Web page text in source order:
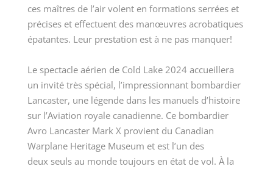
ces maîtres de l’air volent en formations serrées et
précises et effectuent des manœuvres acrobatiques
épatantes. Leur prestation est à ne pas manquer!
Le spectacle aérien de Cold Lake 2024 accueillera
un invité très spécial, l’impressionnant bombardier
Lancaster, une légende dans les manuels d’histoire
sur l’Aviation royale canadienne. Ce bombardier
Avro Lancaster Mark X provient du Canadian
Warplane Heritage Museum et est l’un des
deux seuls au monde toujours en état de vol. À la